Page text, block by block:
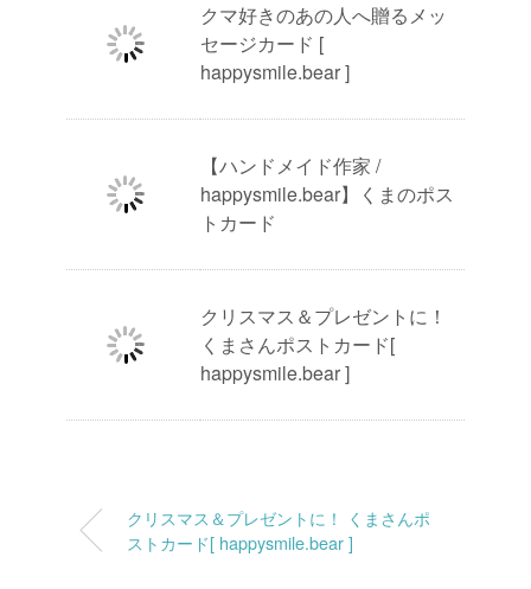
クマ好きのあの人へ贈るメッ
セージカード [
happysmile.bear ]
【ハンドメイド作家 /
happysmile.bear】くまのポス
トカード
クリスマス＆プレゼントに！
くまさんポストカード[
happysmile.bear ]
クリスマス＆プレゼントに！ くまさんポ
ストカード[ happysmile.bear ]